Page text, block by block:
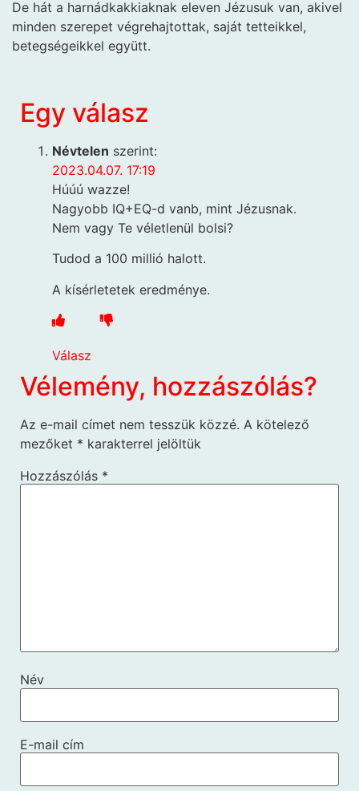
De hát a harnádkakkiaknak eleven Jézusuk van, akivel
minden szerepet végrehajtottak, saját tetteikkel,
betegségeikkel együtt.
Egy válasz
Névtelen szerint:
2023.04.07. 17:19
Húúú wazze!
Nagyobb IQ+EQ-d vanb, mint Jézusnak.
Nem vagy Te véletlenül bolsi?
Tudod a 100 millió halott.
A kísérletetek eredménye.
Válasz
Vélemény, hozzászólás?
Az e-mail címet nem tesszük közzé. A kötelező
mezőket * karakterrel jelöltük
Hozzászólás *
Név
E-mail cím